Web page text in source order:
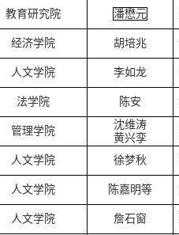
教育研究院 潘懋元
经济学院 胡培兆
人文学院 李如龙
法学院 陈安
管理学院
沈维涛
黄兴孪
人文学院 徐梦秋
人文学院 陈嘉明等
人文学院 詹石窗